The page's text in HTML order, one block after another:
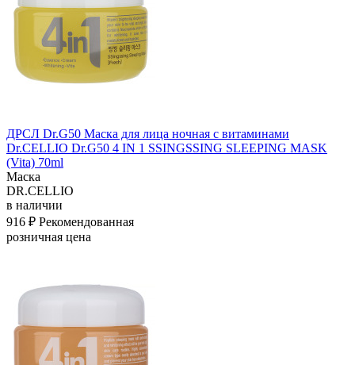
ДРСЛ Dr.G50 Маска для лица ночная с витаминами
Dr.CELLIO Dr.G50 4 IN 1 SSINGSSING SLEEPING MASK
(Vita) 70ml
Маска
DR.CELLIO
в наличии
916 ₽ Рекомендованная
розничная цена